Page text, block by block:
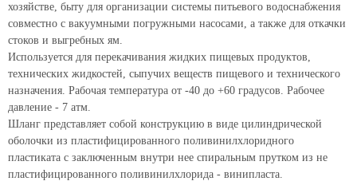
хозяйстве, быту для организации системы питьевого водоснабжения
совместно с вакуумными погружными насосами, а также для откачки
стоков и выгребных ям.
Используется для перекачивания жидких пищевых продуктов,
технических жидкостей, сыпучих веществ пищевого и технического
назначения. Рабочая температура от -40 до +60 градусов. Рабочее
давление - 7 атм.
Шланг представляет собой конструкцию в виде цилиндрической
оболочки из пластифицированного поливинилхлоридного
пластиката с заключенным внутри нее спиральным прутком из не
пластифицированного поливинилхлорида - винипласта.